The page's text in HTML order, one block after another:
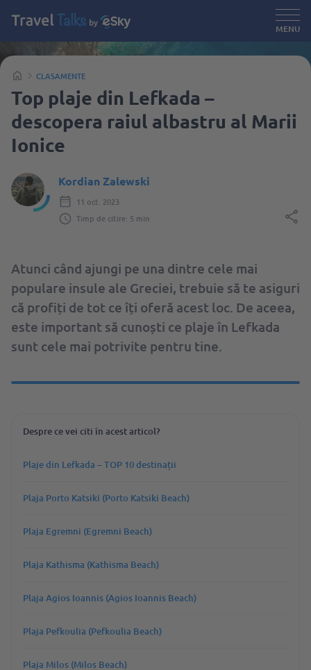
MENU
CLASAMENTE
Top plaje din Lefkada –
descopera raiul albastru al Marii
Ionice
Kordian Zalewski
11 oct. 2023
Timp de citire: 5 min
Atunci când ajungi pe una dintre cele mai
populare insule ale Greciei, trebuie să te asiguri
că profiți de tot ce îți oferă acest loc. De aceea,
este important să cunoști ce plaje în Lefkada
sunt cele mai potrivite pentru tine.
Despre ce vei citi în acest articol?
Plaje din Lefkada – TOP 10 destinații
Plaja Porto Katsiki (Porto Katsiki Beach)
Plaja Egremni (Egremni Beach)
Plaja Kathisma (Kathisma Beach)
Plaja Agios Ioannis (Agios Ioannis Beach)
Plaja Pefkoulia (Pefkoulia Beach)
Plaja Milos (Milos Beach)